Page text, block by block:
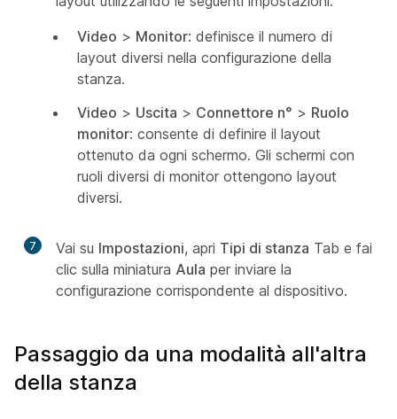
Video > Monitor: definisce il numero di
layout diversi nella configurazione della
stanza.
Video > Uscita > Connettore n° > Ruolo
monitor: consente di definire il layout
ottenuto da ogni schermo. Gli schermi con
ruoli diversi di monitor ottengono layout
diversi.
7 Vai su Impostazioni, apri Tipi di stanza Tab e fai
clic sulla miniatura Aula per inviare la
configurazione corrispondente al dispositivo.
Passaggio da una modalità all'altra
della stanza